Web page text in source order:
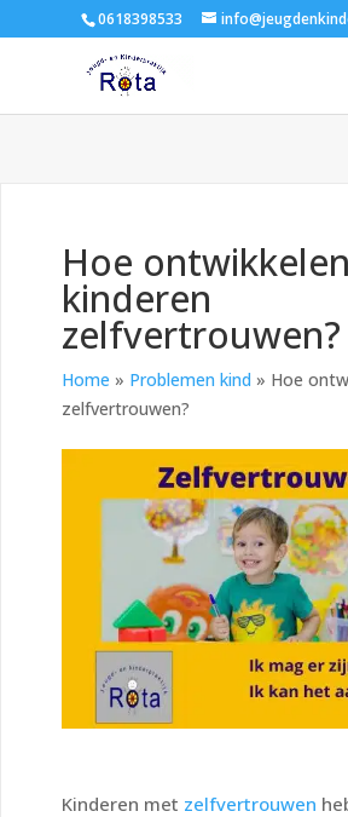
0618398533
Hoe ontwikkelen
kinderen
zelfvertrouwen?
Home » Problemen kind » Hoe
zelfvertrouwen?
Kinderen met zelfvertrouwen